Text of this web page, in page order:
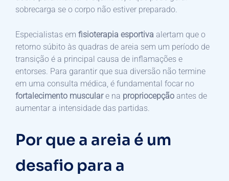
sobrecarga se o corpo não estiver preparado.
Especialistas em fisioterapia esportiva alertam que o
retorno súbito às quadras de areia sem um período de
transição é a principal causa de inflamações e
entorses. Para garantir que sua diversão não termine
em uma consulta médica, é fundamental focar no
fortalecimento musculare na propriocepção antes de
aumentar a intensidade das partidas.
Por que a areia é um
desafio para a